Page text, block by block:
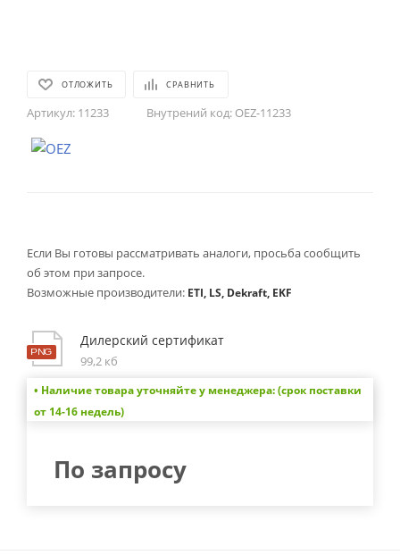
ОТЛОЖИТЬ СРАВНИТЬ
Артикул: 11233 Внутрений код: OEZ-11233
Если Вы готовы рассматривать аналоги, просьба сообщить
об этом при запросе.
Возможные производители: ETI, LS, Dekraft, EKF
Дилерский сертификат
99,2 кб
• Наличие товара уточняйте у менеджера: (срок поставки
от 14-16 недель)
По запросу